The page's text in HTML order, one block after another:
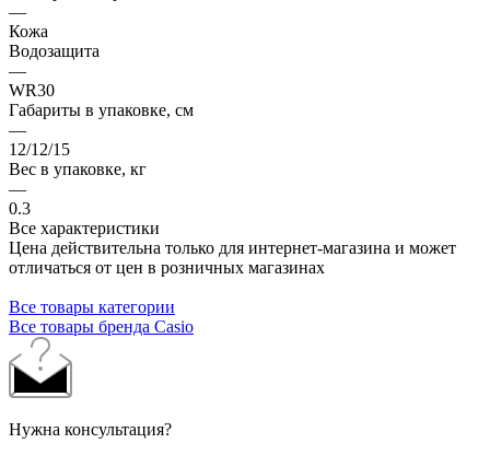
—
Кожа
Водозащита
—
WR30
Габариты в упаковке, см
—
12/12/15
Вес в упаковке, кг
—
0.3
Все характеристики
Цена действительна только для интернет-магазина и может
отличаться от цен в розничных магазинах
Все товары категории
Все товары бренда Casio
Нужна консультация?